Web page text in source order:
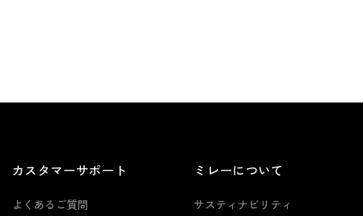
カスタマーサポート
よくあるご質問
ミレーについて
サスティナビリティ